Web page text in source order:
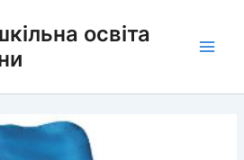
освіта